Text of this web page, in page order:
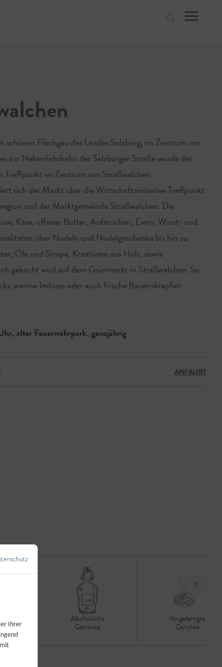
Flachgau des Landes Salzburg, im Zentrum von
zur Nebenfahrbahn der Salzburger Straße wurde der
Treffpunkt im Zentrum von Straßwalchen
sich der Markt über die Wirtschaftsinitiative Treffpunkt
und der Marktgemeinde Straßwalchen. Die
Käse, offener Butter, Aufstrichen, Eiern, Wurst- und
über Nudeln und Nudelgeschenke bis hin zu
Öle und Sirupe, Kreativem aus Holz, sowie
gekocht wird auf dem Grünmarkt in Straßwalchen. So
warme Imbisse oder auch frische Bauernkrapfen
alter Feuerwehrpark, ganzjährig
ANFAHRT
Alkoholische
Getränke
Vorgefertigte
Gerichte
Ihrer